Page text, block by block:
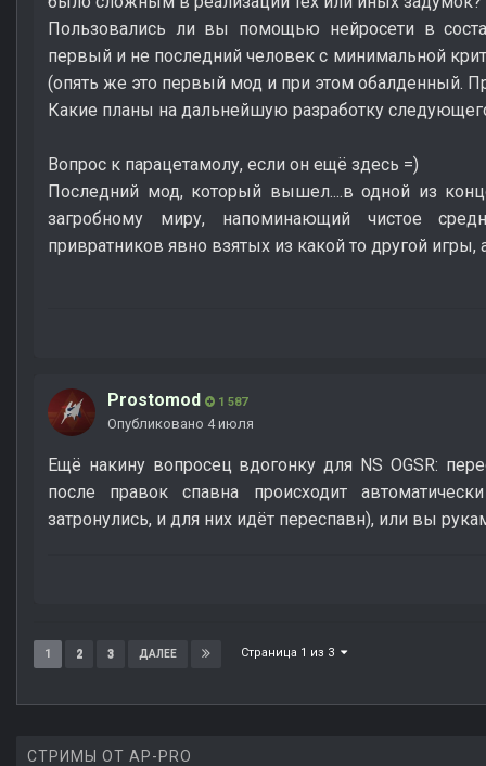
Пользовались ли вы помощью нейросети в
первый и не последний человек с минимальной
(опять же это первый мод и при этом обалденный.
Какие планы на дальнейшую разработку
Вопрос к парацетамолу, если он ещё здесь =)
Последний мод, который вышел....в одной из
загробному миру, напоминающий чистое
привратников явно взятых из какой то другой игры,
Prostomod 1 587
Опубликовано 4 июля
Ещё накину вопросец вдогонку для NS OGSR:
после правок спавна происходит
затронулись, и для них идёт переспавн), или вы
1 2 3 ДАЛЕЕ Страница 1 из 3
СТРИМЫ ОТ AP-PRO